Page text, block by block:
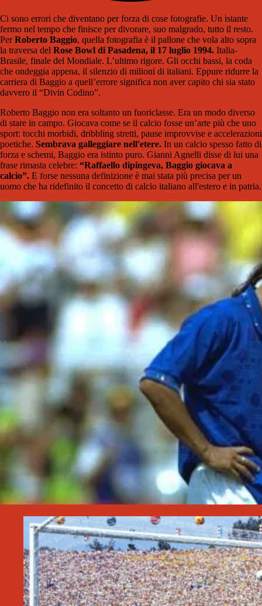
Ci sono errori che diventano per forza di cose fotografie. Un istante
fermo nel tempo che finisce per divorare, suo malgrado, tutto il resto.
PerRoberto Baggio, quella fotografia è il pallone che vola alto sopra
la traversa del Rose Bowl di Pasadena, il 17 luglio 1994. Italia-
Brasile, finale del Mondiale. L’ultimo rigore. Gli occhi bassi, la coda
che ondeggia appena, il silenzio di milioni di italiani. Eppure ridurre la
carriera di Baggio a quell’errore significa non aver capito chi sia stato
davvero il “Divin Codino”.
Roberto Baggio non era soltanto un fuoriclasse. Era un modo diverso
di stare in campo. Giocava come se il calcio fosse un’arte più che uno
sport: tocchi morbidi, dribbling stretti, pause improvvise e accelerazioni
poetiche. Sembrava galleggiare nell'etere. In un calcio spesso fatto di
forza e schemi, Baggio era istinto puro. Gianni Agnelli disse di lui una
frase rimasta celebre: “Raffaello dipingeva, Baggio giocava a
calcio”. E forse nessuna definizione è mai stata più precisa per un
uomo che ha ridefinito il concetto di calcio italiano all'estero e in patria.